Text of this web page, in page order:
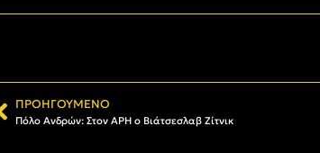
ΠΡΟΗΓΟΎΜΕΝΟ
Πόλο Ανδρών: Στον ΑΡΗ ο Βιάτσεσλαβ Ζίτνικ